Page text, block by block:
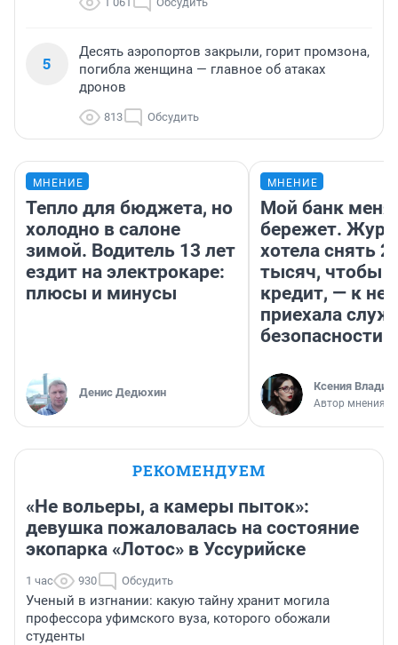
5
Десять аэропортов закрыли, горит промзона,
погибла женщина — главное об атаках
дронов
813 Обсудить
МНЕНИЕ
Тепло для бюджета, но
холодно в салоне
зимой. Водитель 13 лет
ездит на электрокаре:
плюсы и минусы
Денис Дедюхин
МНЕНИЕ
Мой банк меня
бережет.
хотела снять
тысяч, чтобы
кредит, — к
приехала
безопасности
Ксения
Автор мнения
РЕКОМЕНДУЕМ
«Не вольеры, а камеры пыток»:
девушка пожаловалась на состояние
экопарка «Лотос» в Уссурийске
1 час 930 Обсудить
Ученый в изгнании: какую тайну хранит могила
профессора уфимского вуза, которого обожали
студенты